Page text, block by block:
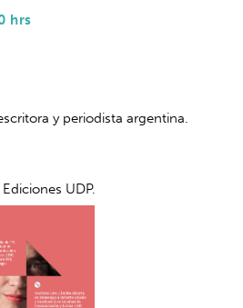
hrs
y periodista argentina.
UDP.